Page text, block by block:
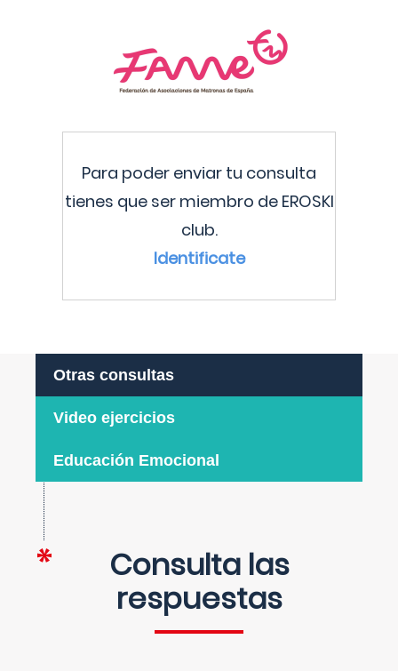
Para poder enviar tu consulta
tienes que ser miembro de EROSKI
club.
Identificate
Otras consultas
Video ejercicios
Educación Emocional
Consulta las
respuestas